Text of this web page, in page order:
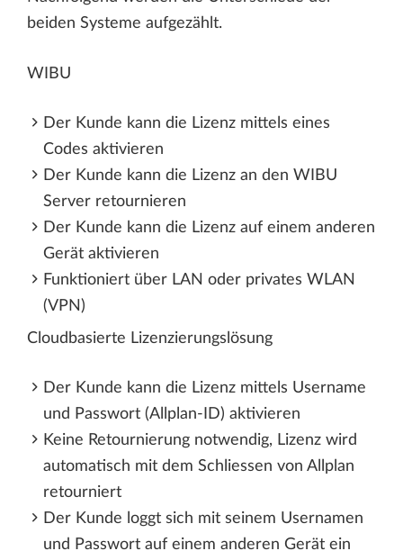
beiden Systeme aufgezählt.
WIBU
Der Kunde kann die Lizenz mittels eines
Codes aktivieren
Der Kunde kann die Lizenz an den WIBU
Server retournieren
Der Kunde kann die Lizenz auf einem anderen
Gerät aktivieren
Funktioniert über LAN oder privates WLAN
(VPN)
Cloudbasierte Lizenzierungslösung
Der Kunde kann die Lizenz mittels Username
und Passwort (Allplan-ID) aktivieren
Keine Retournierung notwendig, Lizenz wird
automatisch mit dem Schliessen von Allplan
retourniert
Der Kunde loggt sich mit seinem Usernamen
und Passwort auf einem anderen Gerät ein